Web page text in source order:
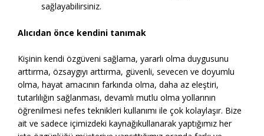
sağlayabilirsiniz.
Alıcıdan önce kendini tanımak
Kişinin kendi özgüveni sağlama, yararlı olma duygusunu
arttırma, özsaygıyı arttırma, güvenli, sevecen ve doyumlu
olma, hayat amacının farkında olma, daha az eleştiri,
tutarlılığın sağlanması, devamlı mutlu olma yollarının
öğrenilmesi nefes teknikleri kullanımı ile çok kolaylaşır. Bize
ait ve sadece içimizdeki kaynağıkullanarak yaptığımız her